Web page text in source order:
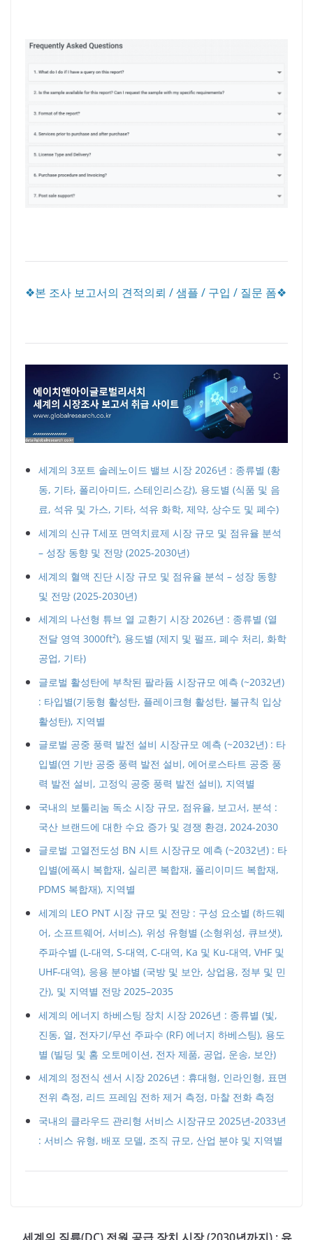
❖본 조사 보고서의 견적의뢰 / 샘플 / 구입 / 질문 폼❖
세계의 3포트 솔레노이드 밸브 시장 2026년 : 종류별 (황
동, 기타, 폴리아미드, 스테인리스강), 용도별 (식품 및 음
료, 석유 및 가스, 기타, 석유 화학, 제약, 상수도 및 폐수)
세계의 신규 T세포 면역치료제 시장 규모 및 점유율 분석
– 성장 동향 및 전망 (2025-2030년)
세계의 혈액 진단 시장 규모 및 점유율 분석 – 성장 동향
및 전망 (2025-2030년)
세계의 나선형 튜브 열 교환기 시장 2026년 : 종류별 (열
전달 영역 3000ft²), 용도별 (제지 및 펄프, 폐수 처리, 화학
공업, 기타)
글로벌 활성탄에 부착된 팔라듐 시장규모 예측 (~2032년)
: 타입별(기둥형 활성탄, 플레이크형 활성탄, 불규칙 입상
활성탄), 지역별
글로벌 공중 풍력 발전 설비 시장규모 예측 (~2032년) : 타
입별(연 기반 공중 풍력 발전 설비, 에어로스타트 공중 풍
력 발전 설비, 고정익 공중 풍력 발전 설비), 지역별
국내의 보툴리눔 독소 시장 규모, 점유율, 보고서, 분석 :
국산 브랜드에 대한 수요 증가 및 경쟁 환경, 2024-2030
글로벌 고열전도성 BN 시트 시장규모 예측 (~2032년) : 타
입별(에폭시 복합재, 실리콘 복합재, 폴리이미드 복합재,
PDMS 복합재), 지역별
세계의 LEO PNT 시장 규모 및 전망 : 구성 요소별 (하드웨
어, 소프트웨어, 서비스), 위성 유형별 (소형위성, 큐브샛),
주파수별 (L-대역, S-대역, C-대역, Ka 및 Ku-대역, VHF 및
UHF-대역), 응용 분야별 (국방 및 보안, 상업용, 정부 및 민
간), 및 지역별 전망 2025–2035
세계의 에너지 하베스팅 장치 시장 2026년 : 종류별 (빛,
진동, 열, 전자기/무선 주파수 (RF) 에너지 하베스팅), 용도
별 (빌딩 및 홈 오토메이션, 전자 제품, 공업, 운송, 보안)
세계의 정전식 센서 시장 2026년 : 휴대형, 인라인형, 표면
전위 측정, 리드 프레임 전하 제거 측정, 마찰 전화 측정
국내의 클라우드 관리형 서비스 시장규모 2025년-2033년
: 서비스 유형, 배포 모델, 조직 규모, 산업 분야 및 지역별